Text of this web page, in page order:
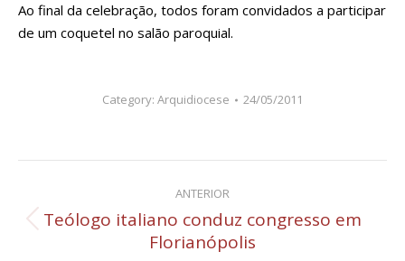
Ao final da celebração, todos foram convidados a participar
de um coquetel no salão paroquial.
Category: Arquidiocese 24/05/2011
Navegação
de
ANTERIOR
Post
anterior:
Teólogo italiano conduz congresso em
Florianópolis